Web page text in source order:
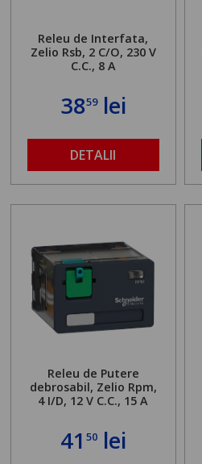
Releu de Interfata,
Zelio Rsb, 2 C/O, 230 V
C.C., 8 A
3859lei
DETALII
Releu de Putere
debrosabil, Zelio Rpm,
4 I/D, 12 V C.C., 15 A
41 50lei